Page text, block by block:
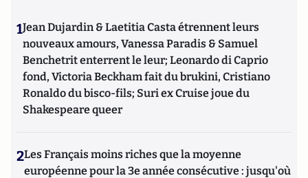
1Jean Dujardin & Laetitia Casta étrennent leurs
nouveaux amours, Vanessa Paradis & Samuel
Benchetrit enterrent le leur; Leonardo di Caprio
fond, Victoria Beckham fait du brukini, Cristiano
Ronaldo du bisco-fils; Suri ex Cruise joue du
Shakespeare queer
2Les Français moins riches que la moyenne
européenne pour la 3e année consécutive : jusqu'où